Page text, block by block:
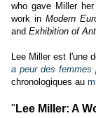
who gave Miller
work in Modern
and Exhibition of
Lee Millerest l'une
a peur des femmes
chronologiques au
" Lee Miller: A